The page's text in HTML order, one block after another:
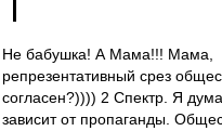
Не бабушка! А Мама!!! Мама,
репрезентативный срез
согласен?)))) 2 Спектр. Я
зависит от пропаганды.